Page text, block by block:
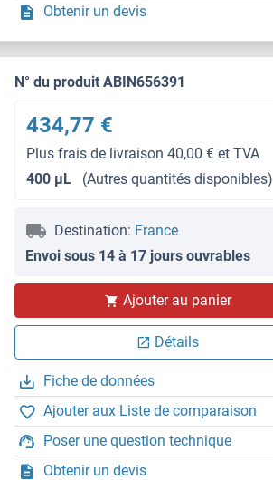
Obtenir un devis
N° du produit ABIN656391
434,77 €
Plus frais de livraison 40,00 € et TVA
400 μL
(Autres quantités disponibles)
Destination: France
Envoi sous 14 à 17 jours ouvrables
Ajouter au panier
Détails
Fiche de données
Ajouter aux Liste de comparaison
Poser une question technique
Obtenir un devis